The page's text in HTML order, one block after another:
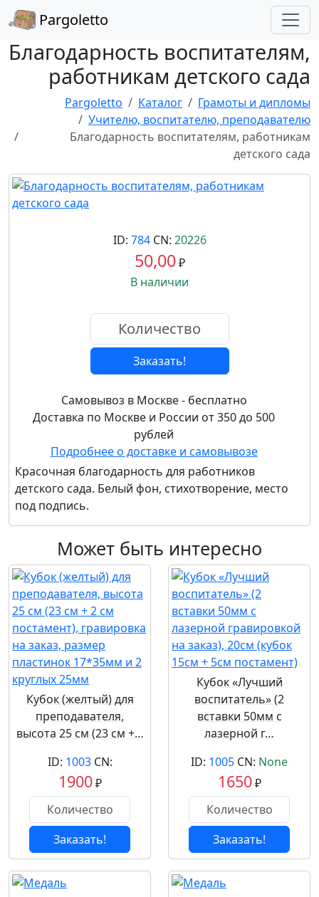
Pargoletto
Благодарность воспитателям,
работникам детского сада
Pargoletto Каталог
Грамоты и дипломы
Учителю, воспитателю, преподавателю
Благодарность воспитателям, работникам
детского сада
ID: 784CN: 20226
50,00₽
В наличии
Заказать!
Самовывоз в Москве - бесплатно
Доставка по Москве и России от 350 до 500
рублей
Подробнее о доставке и самовывозе
Красочная благодарность для работников
детского сада. Белый фон, стихотворение, место
под подпись.
Может быть интересно
Кубок (желтый) для
преподавателя,
высота 25 см (23 см +…
ID: 1003CN:
1900₽
Заказать!
Кубок «Лучший
воспитатель» (2
вставки 50мм с
лазерной г…
ID: 1005 CN: None
1650₽
Заказать!